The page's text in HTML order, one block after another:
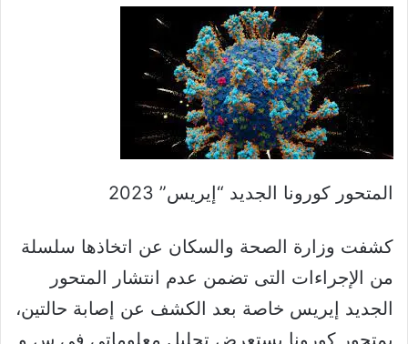
المتحور كورونا الجديد “إيريس” 2023
كشفت وزارة الصحة والسكان عن اتخاذها سلسلة
من الإجراءات التى تضمن عدم انتشار المتحور
الجديد إيريس خاصة بعد الكشف عن إصابة حالتين،
بمتحور كورونا يستعرض تحليل معلوماتى في س و